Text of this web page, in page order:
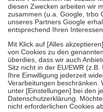
Zuzahlung zehn Prozent der
Verordnung.
Um das Engagement der
stärken und die besondere
fallenkeine Zuzahlungenan bei:
• Kindern und Jugendlichen
mit Ausnahme der Fahrkosten
• Untersuchungen zur
GKV getragen werden
• empfohlenen
• Harn- und Blutteststreifen